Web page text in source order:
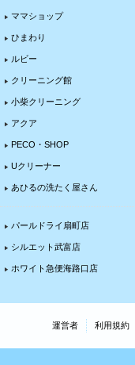
ママショップ
ひまわり
ルビー
クリーニング館
小柴クリーニング
アクア
PECO・SHOP
Uクリーナー
あひるの洗たく屋さん
パールドライ扇町店
シルエット武富店
ホワイト急便海路口店
運営者 利用規約